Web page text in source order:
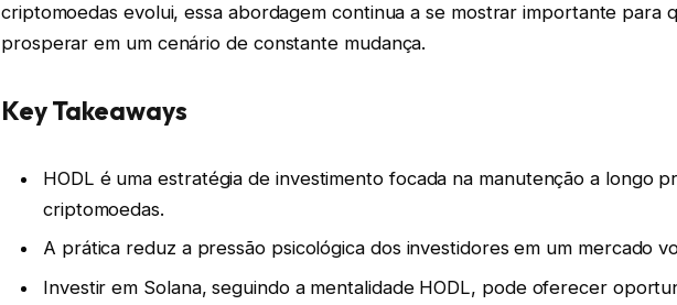
criptomoedas evolui, essa abordagem continua a se mostrar importante para
prosperar em um cenário de constante mudança.
Key Takeaways
HODL é uma estratégia de investimento focada na manutenção a longo
criptomoedas.
A prática reduz a pressão psicológica dos investidores em um mercado
Investir em Solana, seguindo a mentalidade HODL, pode oferecer